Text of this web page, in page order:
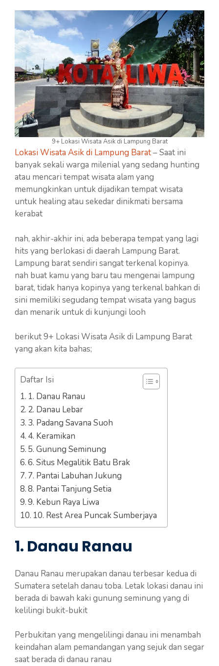
9+ Lokasi Wisata Asik di Lampung Barat
Lokasi Wisata Asik di Lampung Barat– Saat ini
banyak sekali warga milenial yang sedang hunting
atau mencari tempat wisata alam yang
memungkinkan untuk dijadikan tempat wisata
untuk healing atau sekedar dinikmati bersama
kerabat
nah, akhir-akhir ini, ada beberapa tempat yang lagi
hits yang berlokasi di daerah Lampung Barat.
Lampung barat sendiri sangat terkenal kopinya.
nah buat kamu yang baru tau mengenai lampung
barat, tidak hanya kopinya yang terkenal bahkan di
sini memiliki segudang tempat wisata yang bagus
dan menarik untuk di kunjungi looh
berikut 9+ Lokasi Wisata Asik di Lampung Barat
yang akan kita bahas;
Daftar Isi
1. Danau Ranau
2. Danau Lebar
3. Padang Savana Suoh
4. Keramikan
5. Gunung Seminung
6. Situs Megalitik Batu Brak
7. Pantai Labuhan Jukung
8. Pantai Tanjung Setia
9. Kebun Raya Liwa
10. Rest Area Puncak Sumberjaya
1. Danau Ranau
Danau Ranau merupakan danau terbesar kedua di
Sumatera setelah danau toba. Letak lokasi danau ini
berada di bawah kaki gunung seminung yang di
kelilingi bukit-bukit
Perbukitan yang mengelilingi danau ini menambah
keindahan alam pemandangan yang sejuk dan segar
saat berada di danau ranau